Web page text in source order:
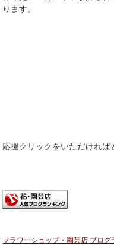
ります。
応援クリックをいただければ
フラワーショップ・園芸店 ブログ